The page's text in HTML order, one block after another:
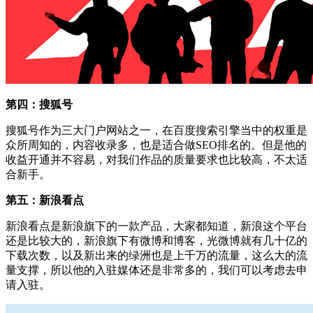
第四：搜狐号
搜狐号作为三大门户网站之一，在百度搜索引擎当中的权重是
众所周知的，内容收录多，也是适合做SEO排名的。但是他的
收益开通并不容易，对我们作品的质量要求也比较高，不太适
合新手。
第五：新浪看点
新浪看点是新浪旗下的一款产品，大家都知道，新浪这个平台
还是比较大的，新浪旗下有微博和博客，光微博就有几十亿的
下载次数，以及新出来的绿洲也是上千万的流量，这么大的流
量支撑，所以他的入驻媒体还是非常多的，我们可以考虑去申
请入驻。